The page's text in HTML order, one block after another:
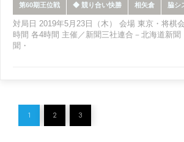
第60期王位戦 ◆ 競り合い快勝 相矢倉 脇シ
対局日 2019年5月23日（木） 会場 東京・将棋
時間 各4時間 主催／新聞三社連合－北海道新聞
聞・
1 2 3